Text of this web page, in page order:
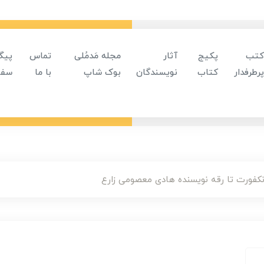
کتب
پرطرفدار
پکیج
کتاب
آثار
نویسندگان
مجله مَدمُلی
بوک شاپ
تماس
با ما
تا رقه نویسنده هادی معصومی زارع